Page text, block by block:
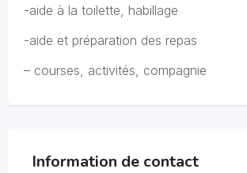
-aide à la toilette, habillage
-aide et préparation des repas
– courses, activités, compagnie
Information de contact